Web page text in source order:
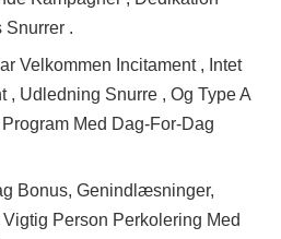
Snurrer .
Velkommen Incitament , Intet
, Udledning Snurre , Og Type A
Med Dag-For-Dag
Bonus, Genindlæsninger,
Person Perkolering Med